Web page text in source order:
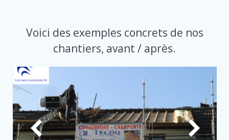
Voici des exemples concrets de nos
chantiers, avant / après.